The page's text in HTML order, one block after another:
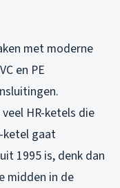
met moderne
en PE
HR-ketels die
ketel gaat
1995 is, denk dan
midden in de